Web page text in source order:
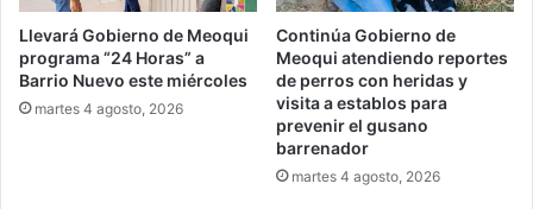
Llevará Gobierno de Meoqui
programa “24 Horas” a
Barrio Nuevo este miércoles
martes 4 agosto, 2026
Continúa Gobierno de
Meoqui atendiendo reportes
de perros con heridas y
visita a establos para
prevenir el gusano
barrenador
martes 4 agosto, 2026